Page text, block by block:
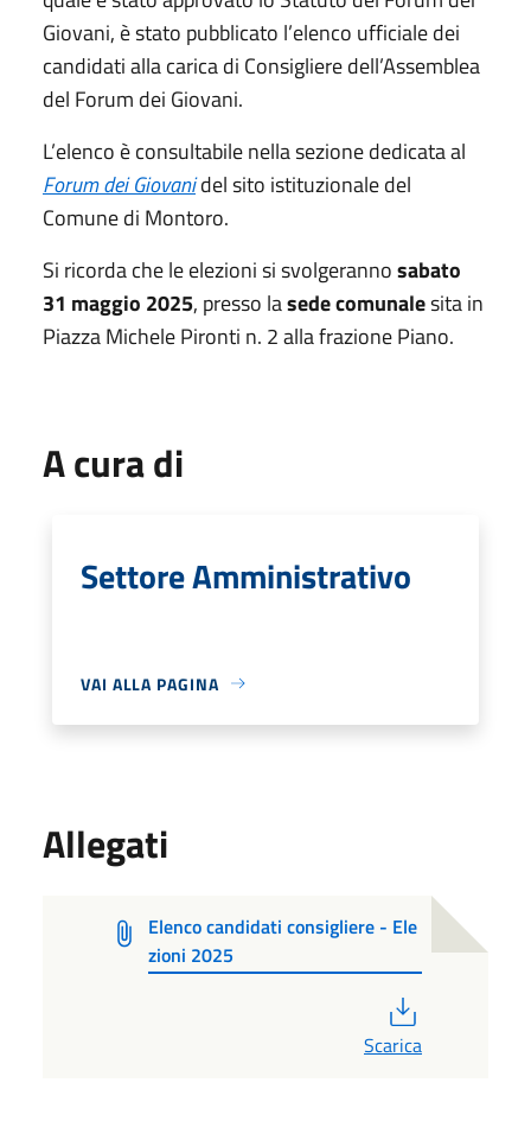
Giovani, è stato pubblicato l’elenco ufficiale dei
candidati alla carica di Consigliere dell’Assemblea
del Forum dei Giovani.
L’elenco è consultabile nella sezione dedicata al
Forum dei Giovanidel sito istituzionale del
Comune di Montoro.
Si ricorda che le elezioni si svolgerannosabato
31 maggio 2025, presso lasede comunalesita in
Piazza Michele Pironti n. 2 alla frazione Piano.
A cura di
Settore Amministrativo
VAI ALLA PAGINA
Allegati
Elenco candidati consigliere - Ele
zioni 2025
Scarica